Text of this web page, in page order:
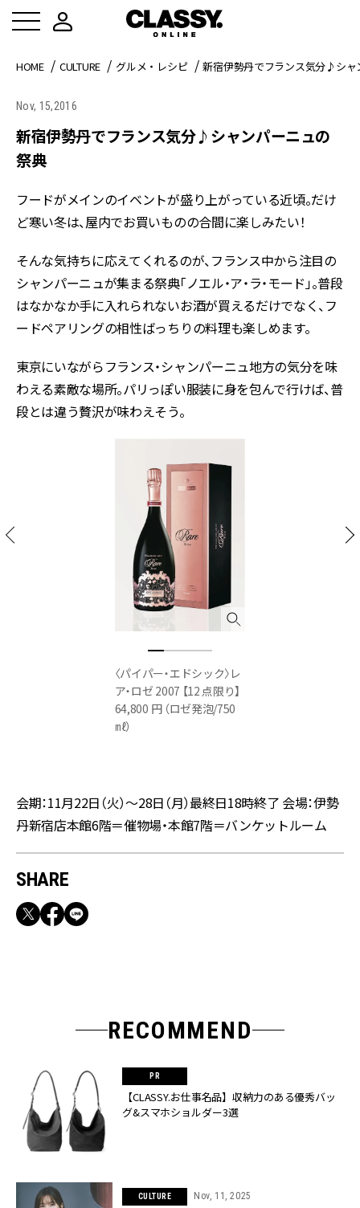
HOME CULTURE グルメ・レシピ 新宿伊勢丹でフランス気分♪シャ
Nov, 15,2016
新宿伊勢丹でフランス気分♪シャンパーニュの
祭典
フードがメインのイベントが盛り上がっている近頃。だけ
ど寒い冬は、屋内でお買いものの合間に楽しみたい！
そんな気持ちに応えてくれるのが、フランス中から注目の
シャンパーニュが集まる祭典「ノエル・ア・ラ・モード」。普段
はなかなか手に入れられないお酒が買えるだけでなく、フ
ードペアリングの相性ばっちりの料理も楽しめます。
東京にいながらフランス・シャンパーニュ地方の気分を味
わえる素敵な場所。パリっぽい服装に身を包んで行けば、普
段とは違う贅沢が味わえそう。
〈パイパー・エドシック〉レ
ア・ロゼ 2007 【12 点限り】
64,800 円 （ロゼ発泡/750
㎖）
会期：11月22日（火）～28日（月）最終日18時終了 会場：伊勢
丹新宿店本館6階＝催物場・本館7階＝バンケットルーム
SHARE
RECOMMEND
【CLASSY.お仕事名品】収納力のある優秀バッ
グ&スマホショルダー3選
CULTURE Nov, 11, 2025